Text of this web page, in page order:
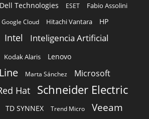
Dell Technologies ESET Fabio Assolini
Google Cloud Hitachi Vantara HP
Intel Inteligencia Artificial
Kodak Alaris Lenovo
Marta Sánchez
Microsoft
Hat Schneider Electric
TD SYNNEX Trend Micro Veeam